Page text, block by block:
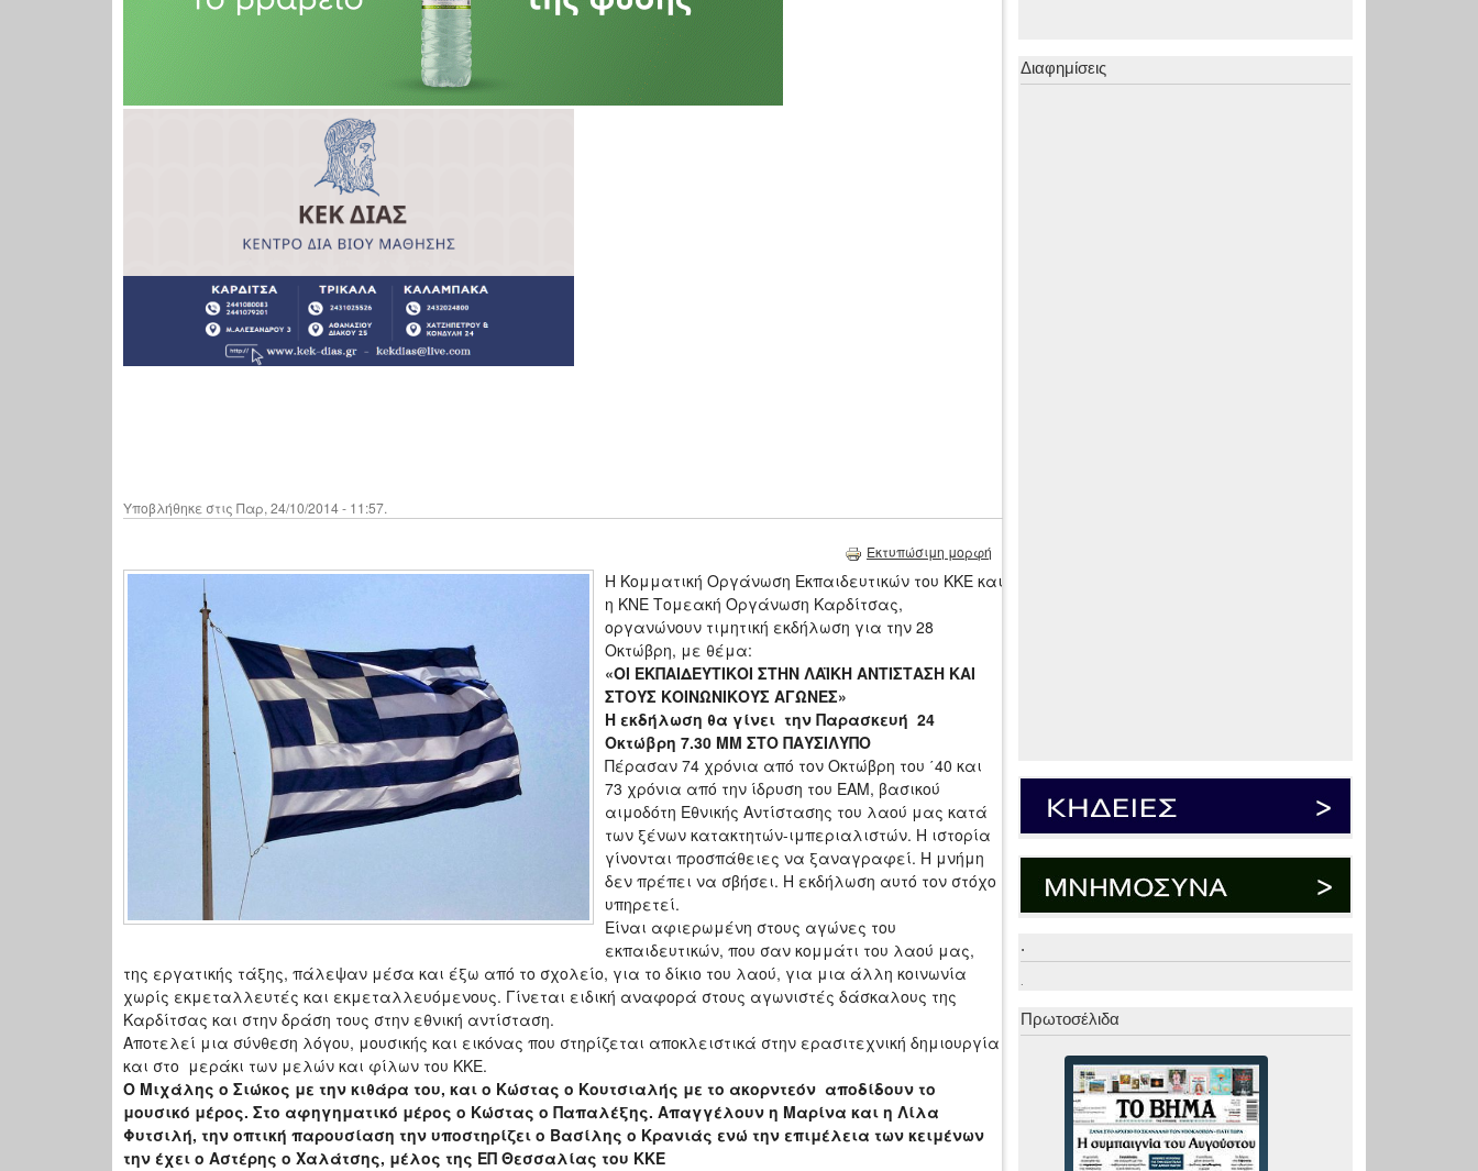
Υποβλήθηκε στις Παρ, 24/10/2014 - 11:57.
Εκτυπώσιμη μορφή
Η Κομματική Οργάνωση Εκπαιδευτικών του ΚΚΕ και
η ΚΝΕ Τομεακή Οργάνωση Καρδίτσας,
οργανώνουν τιμητική εκδήλωση για την 28
Οκτώβρη, με θέμα:
«ΟΙ ΕΚΠΑΙΔΕΥΤΙΚΟΙ ΣΤΗΝ ΛΑΪΚΗ ΑΝΤΙΣΤΑΣΗ ΚΑΙ
ΣΤΟΥΣ ΚΟΙΝΩΝΙΚΟΥΣ ΑΓΩΝΕΣ»
Η εκδήλωση θα γίνει την Παρασκευή 24
Οκτώβρη 7.30 ΜΜ ΣΤΟ ΠΑΥΣΙΛΥΠΟ
Πέρασαν 74 χρόνια από τον Οκτώβρη του ΄40 και
73 χρόνια από την ίδρυση του ΕΑΜ, βασικού
αιμοδότη Εθνικής Αντίστασης του λαού μας κατά
των ξένων κατακτητών-ιμπεριαλιστών. Η ιστορία
γίνονται προσπάθειες να ξαναγραφεί. Η μνήμη
δεν πρέπει να σβήσει. Η εκδήλωση αυτό τον στόχο
υπηρετεί.
Είναι αφιερωμένη στους αγώνες του
εκπαιδευτικών, που σαν κομμάτι του λαού μας,
της εργατικής τάξης, πάλεψαν μέσα και έξω από το σχολείο, για το δίκιο του λαού, για μια άλλη κοινωνία
χωρίς εκμεταλλευτές και εκμεταλλευόμενους. Γίνεται ειδική αναφορά στους αγωνιστές δάσκαλους της
Καρδίτσας και στην δράση τους στην εθνική αντίσταση.
Αποτελεί μια σύνθεση λόγου, μουσικής και εικόνας που στηρίζεται αποκλειστικά στην ερασιτεχνική δημιουργία
και στο μεράκι των μελών και φίλων του ΚΚΕ.
Ο Μιχάλης ο Σιώκος με την κιθάρα του, και ο Κώστας ο Κουτσιαλής με το ακορντεόν αποδίδουν το
μουσικό μέρος. Στο αφηγηματικό μέρος ο Κώστας ο Παπαλέξης. Απαγγέλουν η Μαρίνα και η Λίλα
Φυτσιλή, την οπτική παρουσίαση την υποστηρίζει ο Βασίλης ο Κρανιάς ενώ την επιμέλεια των κειμένων
την έχει ο Αστέρης ο Χαλάτσης, μέλος της ΕΠ Θεσσαλίας του ΚΚΕ
Διαφημίσεις
.
.
Πρωτοσέλιδα